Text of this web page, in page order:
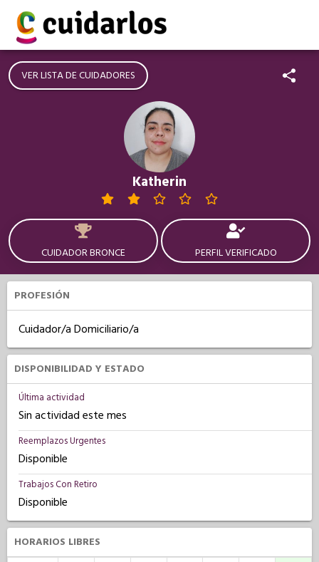
VER LISTA DE CUIDADORES
Katherin
CUIDADOR BRONCE PERFIL VERIFICADO
PROFESIÓN
Cuidador/a Domiciliario/a
DISPONIBILIDAD Y ESTADO
Última actividad
Sin actividad este mes
Reemplazos Urgentes
Disponible
Trabajos Con Retiro
Disponible
HORARIOS LIBRES